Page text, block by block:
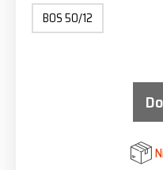
BOS 50/12